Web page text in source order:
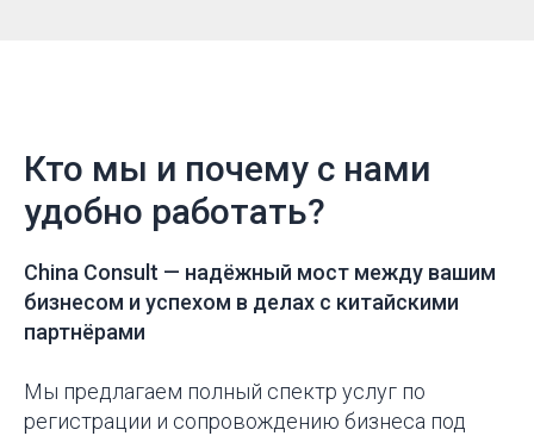
Кто мы и почему с нами
удобно работать?
China Consult — надёжный мост между вашим
бизнесом и успехом в делах с китайскими
партнёрами
Мы предлагаем полный спектр услуг по
регистрации и сопровождению бизнеса под